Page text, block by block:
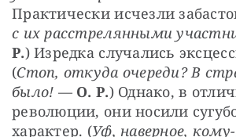
Практически исчезли
с их расстрелянными
Р.) Изредка случались
(Стоп, откуда очереди? В
было! — О. Р.) Однако, в
революции, они носили
характер. (Уф, наверное,